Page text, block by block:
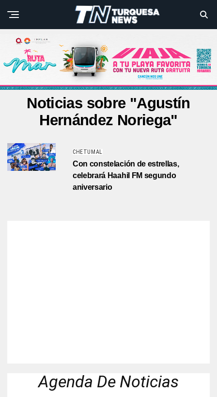
Noticias sobre "Agustín
Hernández Noriega"
CHETUMAL
Con constelación de estrellas,
celebrará Haahil FM segundo
aniversario
Agenda De Noticias